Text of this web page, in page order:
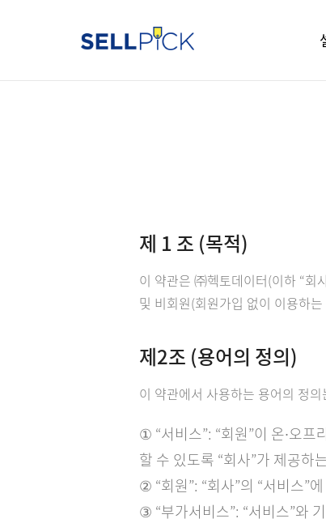
제 1 조 (목적)
이 약관은 ㈜헥토데이터(이하 “회
및 비회원(회원가입 없이 이용하
제2조 (용어의 정의)
이 약관에서 사용하는 용어의 정
① “서비스”: “회원”이 온∙오
할 수 있도록 “회사”가 제공하
② “회원”: “회사”의 “서비스”
③ “부가서비스”: “서비스”와